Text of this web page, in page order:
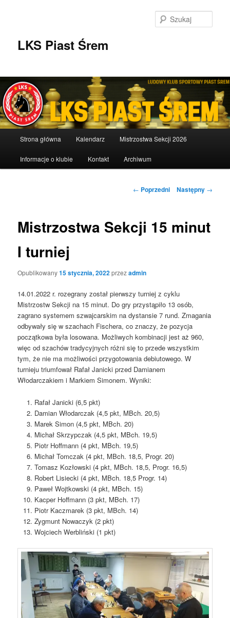
LKS Piast Śrem
Strona główna Kalendarz Mistrzostwa Sekcji 2026
Informacje o klubie Kontakt Archiwum
Nawigacja
← Poprzedni Następny →
Mistrzostwa Sekcji 15 minut
I turniej
Opublikowany15 stycznia, 2022przezadmin
14.01.2022 r. rozegrany został pierwszy turniej z cyklu
Mistrzostw Sekcji na 15 minut. Do gry przystąpiło 13 osób,
zagrano systemem szwajcarskim na dystansie 7 rund. Zmagania
odbywały się w szachach Fischera, co znaczy, że pozycja
początkowa była losowana. Możliwych kombinacji jest aż 960,
więc od szachów tradycyjnych różni się to przede wszystkim
tym, że nie ma możliwości przygotowania debiutowego. W
turnieju triumfował Rafał Janicki przed Damianem
Włodarczakiem i Markiem Simonem. Wyniki:
Rafał Janicki (6,5 pkt)
Damian Włodarczak (4,5 pkt, MBch. 20,5)
Marek Simon (4,5 pkt, MBch. 20)
Michał Skrzypczak (4,5 pkt, MBch. 19,5)
Piotr Hoffmann (4 pkt, MBch. 19,5)
Michał Tomczak (4 pkt, MBch. 18,5, Progr. 20)
Tomasz Kozłowski (4 pkt, MBch. 18,5, Progr. 16,5)
Robert Lisiecki (4 pkt, MBch. 18,5 Progr. 14)
Paweł Wojtkowski (4 pkt, MBch. 15)
Kacper Hoffmann (3 pkt, MBch. 17)
Piotr Kaczmarek (3 pkt, MBch. 14)
Zygmunt Nowaczyk (2 pkt)
Wojciech Werbliński (1 pkt)